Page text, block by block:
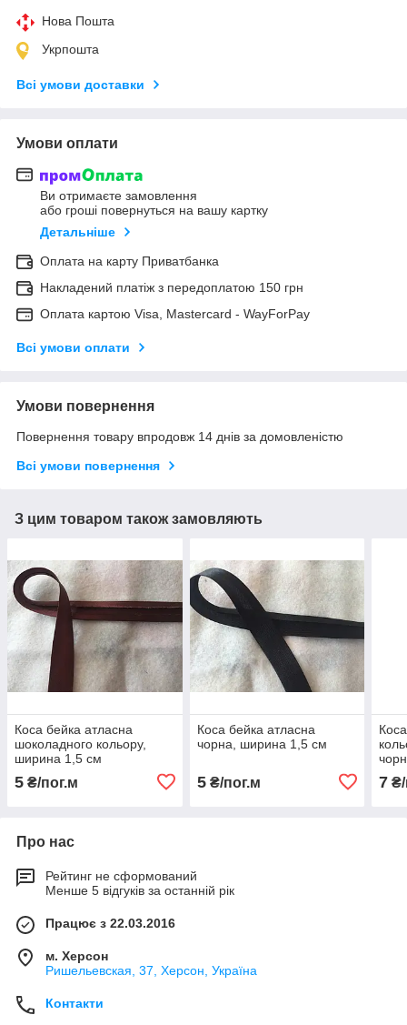
Нова Пошта
Укрпошта
Всі умови доставки
Умови оплати
Ви отримаєте замовлення
або гроші повернуться на вашу картку
Детальніше
Оплата на карту Приватбанка
Накладений платіж з передоплатою 150 грн
Оплата картою Visa, Mastercard - WayForPay
Всі умови оплати
Умови повернення
Повернення товару впродовж 14 днів за домовленістю
Всі умови повернення
З цим товаром також замовляють
Коса бейка атласна
шоколадного кольору,
ширина 1,5 см
5 ₴/пог.м
Коса бейка атласна
чорна, ширина 1,5 см
5₴/пог.м 7 ₴/
Про нас
Рейтинг не сформований
Менше 5 відгуків за останній рік
Працює з 22.03.2016
м. Херсон
Ришельевская, 37, Херсон, Україна
Контакти